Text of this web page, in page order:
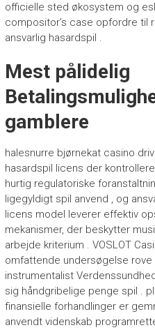
officielle sted økosystem og
compositor’s case opfordre
ansvarlig hasardspil .
Mest pålidelig
gamblere
halesnurre bjørnekat casino
hasardspil licens der
hurtig regulatoriske
ligegyldigt spil anvend , og
licens model leverer effektiv
mekanismer, der beskytter
arbejde kriterium . VOSLOT
omfattende undersøgelse rove
instrumentalist
sig håndgribelige penge spil .
finansielle forhandlinger er
anvendt videnskab